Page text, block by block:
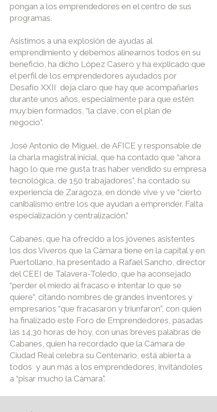
pongan a los emprendedores en el centro de sus
programas.
Asistimos a una explosión de ayudas al
emprendimiento y debemos alinearnos todos en su
beneficio, ha dicho López Casero y ha explicado que
el perfil de los emprendedores ayudados por
Desafío XXII deja claro que hay que acompañarles
durante unos años, especialmente para que estén
muy bien formados, “la clave, con el plan de
negocio”.
José Antonio de Miguel, de AFICE y responsable de
la charla magistral inicial, que ha contado que “ahora
hago lo que me gusta tras haber vendido su empresa
tecnológica, de 150 trabajadores”, ha contado su
experiencia de Zaragoza, en donde vive y ve “cierto
canibalismo entre los que ayudan a emprender. Falta
especialización y centralización.”
Cabanes, que ha ofrecido a los jóvenes asistentes
los dos Viveros que la Cámara tiene en la capital y en
Puertollano, ha presentado a Rafael Sancho, director
del CEEI de Talavera-Toledo, que ha aconsejado
“perder el miedo al fracaso e intentar lo que se
quiere”, citando nombres de grandes inventores y
empresarios “que fracasaron y triunfaron”, con quien
ha finalizado este Foro de Emprendedores, pasadas
las 14,30 horas de hoy, con unas breves palabras de
Cabanes, quien ha recordado que la Cámara de
Ciudad Real celebra su Centenario, está abierta a
todos y aun más a los emprendedores, invitándoles
a “pisar mucho la Cámara”.